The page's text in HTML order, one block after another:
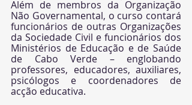
Além de membros da Organização
Não Governamental, o curso contará
funcionários de outras Organizações
da Sociedade Civil e funcionários dos
Ministérios de Educação e de Saúde
de Cabo Verde – englobando
professores, educadores, auxiliares,
psicólogos e coordenadores de
acção educativa.